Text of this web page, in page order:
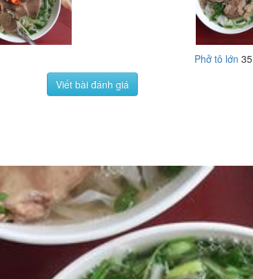
Phở tô lớn
Viết bài đánh giá